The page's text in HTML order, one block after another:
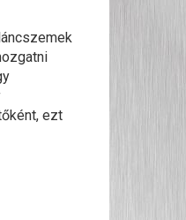
ezt